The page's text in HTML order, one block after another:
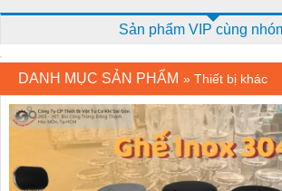
Sản phẩm VIP cùng
DANH MỤC SẢN PHẨM » Thiết bị khác